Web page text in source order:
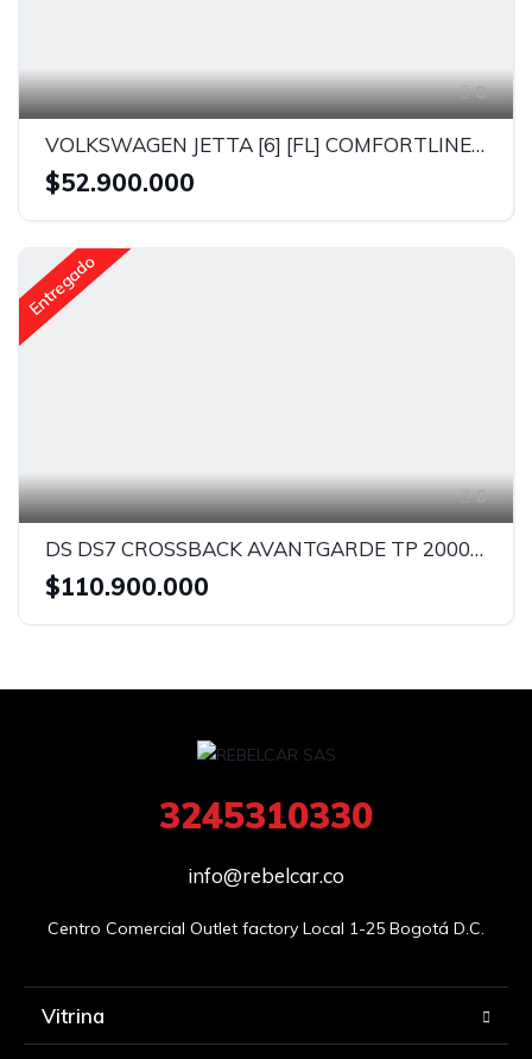
8
VOLKSWAGEN JETTA [6] [FL] COMFORTLINE TP 2000CC 4AB ABS
$52.900.000
Entregado
6
DS DS7 CROSSBACK AVANTGARDE TP 2000CC TD TC CT
$110.900.000
3245310330
info@rebelcar.co
Centro Comercial Outlet factory Local 1-25 Bogotá D.C.
Vitrina